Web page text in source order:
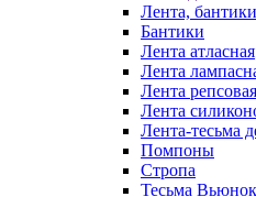
Лента,
Бантики
Лента атласная
Лента
Лента
Лента
Лента-тесьма
Помпоны
Стропа
Тесьма Вьюнок